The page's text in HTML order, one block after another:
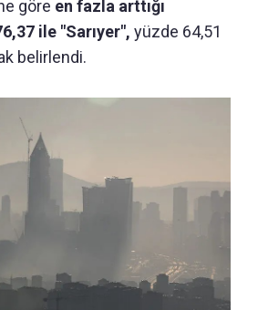
göre en fazla arttığı
ile "Sarıyer", yüzde 64,51
belirlendi.